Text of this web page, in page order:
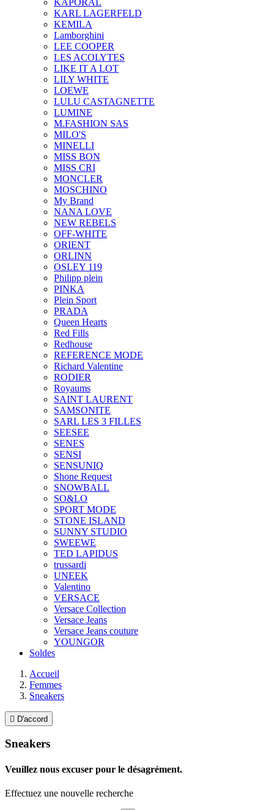
KARL LAGERFELD
KEMILA
Lamborghini
LEE COOPER
LES ACOLYTES
LIKE IT A LOT
LILY WHITE
LOEWE
LULU CASTAGNETTE
LUMINE
M.FASHION SAS
MILO'S
MINELLI
MISS BON
MISS CRI
MONCLER
MOSCHINO
My Brand
NANA LOVE
NEW REBELS
OFF-WHITE
ORIENT
ORLINN
OSLEY 119
Philipp plein
PINKA
Plein Sport
PRADA
Queen Hearts
Red Fills
Redhouse
REFERENCE MODE
Richard Valentine
RODIER
Royaums
SAINT LAURENT
SAMSONITE
SARL LES 3 FILLES
SEESEE
SENES
SENSI
SENSUNIQ
Shone Request
SNOWBALL
SO&LO
SPORT MODE
STONE ISLAND
SUNNY STUDIO
SWEEWE
TED LAPIDUS
trussardi
UNEEK
Valentino
VERSACE
Versace Collection
Versace Jeans
Versace Jeans couture
YOUNGOR
Soldes
Accueil
Femmes
Sneakers
 D'accord
Sneakers
Veuillez nous excuser pour le désagrément.
Effectuez une nouvelle recherche